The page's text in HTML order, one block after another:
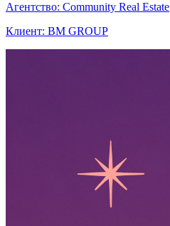
Агентство: Community Real Estate
Клиент: BM GROUP